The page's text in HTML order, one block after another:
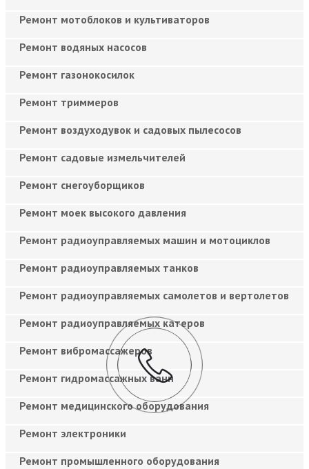
Ремонт мотоблоков и культиваторов
Ремонт водяных насосов
Ремонт газонокосилок
Ремонт триммеров
Ремонт воздуходувок и садовых пылесосов
Ремонт садовые измельчителей
Ремонт снегоуборщиков
Ремонт моек высокого давления
Ремонт радиоуправляемых машин и мотоциклов
Ремонт радиоуправляемых танков
Ремонт радиоуправляемых самолетов и вертолетов
Ремонт радиоуправляемых катеров
Ремонт вибромассажеров
Ремонт гидромассажных ванн
Ремонт медицинского оборудования
Ремонт электроники
Ремонт промышленного оборудования